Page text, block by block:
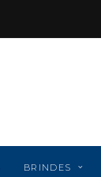
BRINDES